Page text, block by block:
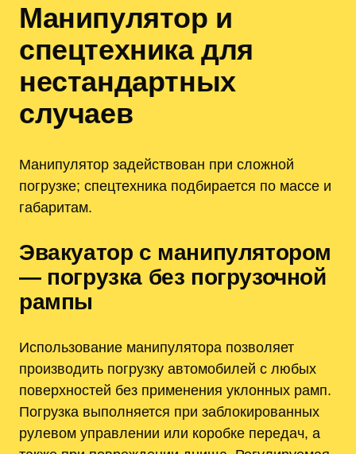
Манипулятор и
спецтехника для
нестандартных
случаев
Манипулятор задействован при сложной
погрузке; спецтехника подбирается по массе и
габаритам.
Эвакуатор с манипулятором
— погрузка без погрузочной
рампы
Использование манипулятора позволяет
производить погрузку автомобилей с любых
поверхностей без применения уклонных рамп.
Погрузка выполняется при заблокированных
рулевом управлении или коробке передач, а